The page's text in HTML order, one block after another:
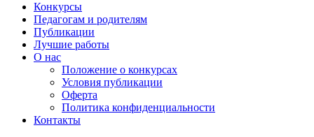
Конкурсы
Педагогам и родителям
Публикации
Лучшие работы
О нас
Положение о конкурсах
Условия публикации
Оферта
Политика конфиденциальности
Контакты